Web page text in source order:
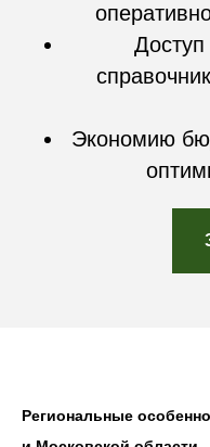
Доступ
Экономию
Региональные